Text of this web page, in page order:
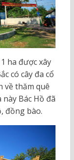
ha được xây
có cây đa cổ
về thăm quê
Bác Hồ đã
đồng bào.